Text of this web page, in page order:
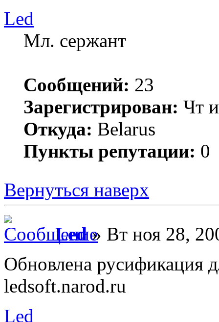
Led
Мл. сержант
Сообщений: 23
Зарегистрирован: Чт
Откуда: Belarus
Пункты репутации: 0
Вернуться наверх
Led» Вт ноя 28,
Обновлена русификация
ledsoft.narod.ru
Led